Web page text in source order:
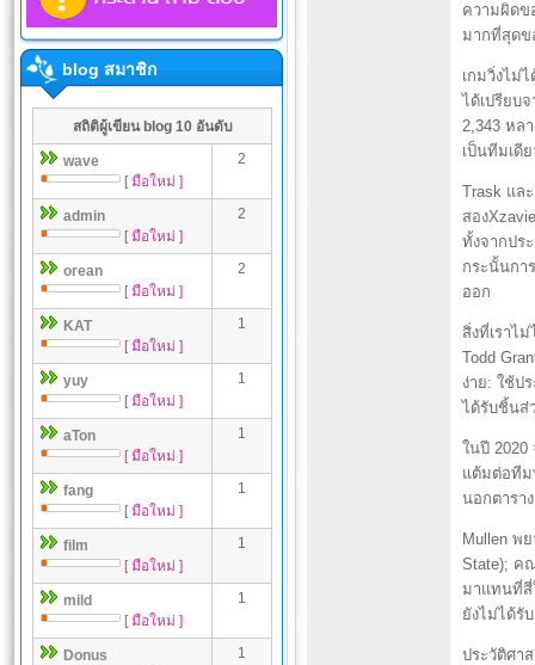
blog สมาชิก
สถิติผู้เขียน blog 10 อันดับ
wave
[ มือใหม่ ]
2
admin
[ มือใหม่ ]
2
orean
[ มือใหม่ ]
2
KAT
[ มือใหม่ ]
1
yuy
[ มือใหม่ ]
1
aTon
[ มือใหม่ ]
1
fang
[ มือใหม่ ]
1
film
[ มือใหม่ ]
1
mild
[ มือใหม่ ]
1
Donus
1
ความผิดข
มากที่สุดข
เกมวิ่งไม่
ได้เปรียบ
2,343 หล
เป็นทีมเดี
Trask แล
สอง
ทั้งจากปร
กระนั้นกา
ออก
สิ่งที่เราไ
Todd
ง่าย: ใช้ป
ได้รับชิ้นส่
ในปี 2020
แต้มต่อทีม
นอกตาราง
Mullen พ
State); ค
มาแทนที่สี่
ยังไม่ได้รั
ประวัติศา